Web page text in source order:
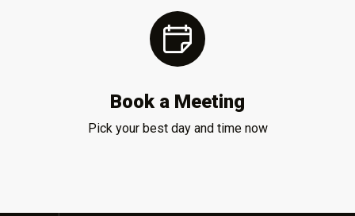
Book a Meeting
Pick your best day and time now